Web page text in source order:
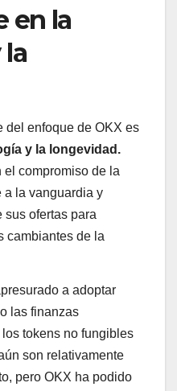
en la
del enfoque de OKX es
y la longevidad.
el compromiso de la
a la vanguardia y
sus ofertas para
cambiantes de la
a adoptar
las finanzas
tokens no fungibles
son relativamente
pero OKX ha podido